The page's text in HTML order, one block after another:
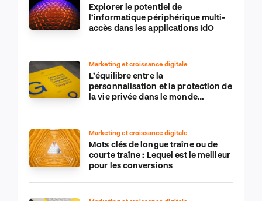
Explorer le potentiel de
l’informatique périphérique multi-
accès dans les applications IdO
Marketing et croissance digitale
L’équilibre entre la
personnalisation et la protection de
la vie privée dans le monde
Marketing et croissance digitale
Mots clés de longue traîne ou de
courte traîne : Lequel est le meilleur
pour les conversions